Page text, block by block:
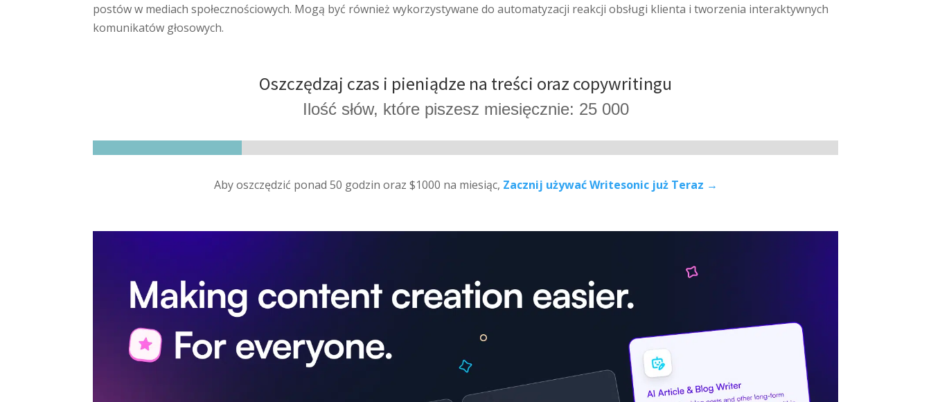
postów w mediach społecznościowych. Mogą być również wykorzystywane do automatyzacji reakcji obsługi klienta i tworzenia interaktywnych
komunikatów głosowych.
Oszczędzaj czas i pieniądze na treści oraz copywritingu
Ilość słów, które piszesz miesięcznie: 25 000
Aby oszczędzić ponad 50 godzin oraz $1000 na miesiąc, Zacznij używać Writesonic już Teraz →